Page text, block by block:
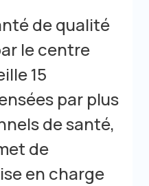
de qualité
le centre
15
par plus
de santé,
de
en charge